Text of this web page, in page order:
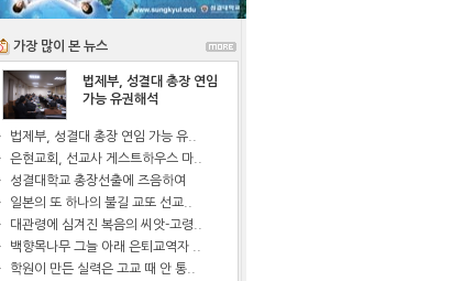
가장 많이 본 뉴스
법제부, 성결대 총장 연임
가능 유권해석
법제부, 성결대 총장 연임 가능 유..
은현교회, 선교사 게스트하우스 마..
성결대학교 총장선출에 즈음하여
일본의 또 하나의 불길 교또 선교..
대관령에 심겨진 복음의 씨앗-고령..
백향목나무 그늘 아래 은퇴교역자 ..
학원이 만든 실력은 고교 때 안 통..